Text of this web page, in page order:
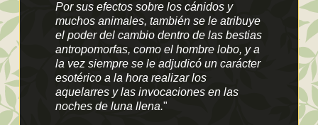
Por sus efectos sobre los cánidos y
muchos animales, también se le atribuye
el poder del cambio dentro de las bestias
antropomorfas, como el hombre lobo, y a
la vez siempre se le adjudicó un carácter
esotérico a la hora realizar los
aquelarres y las invocaciones en las
noches de luna llena."